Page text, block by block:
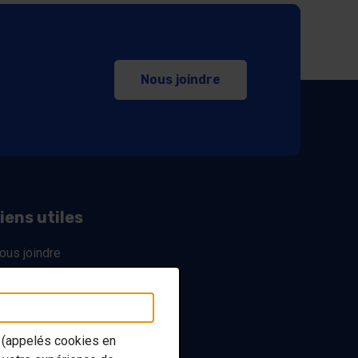
cookies en
Nous joindre
utiles
joindre
du site